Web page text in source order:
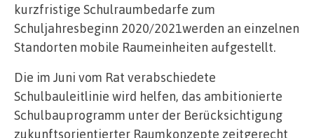
kurzfristige Schulraumbedarfe zum
Schuljahresbeginn 2020/2021werden an einzelnen
Standorten mobile Raumeinheiten aufgestellt.
Die im Juni vom Rat verabschiedete
Schulbauleitlinie wird helfen, das ambitionierte
Schulbauprogramm unter der Berücksichtigung
zukunftsorientierter Raumkonzepte zeitgerecht